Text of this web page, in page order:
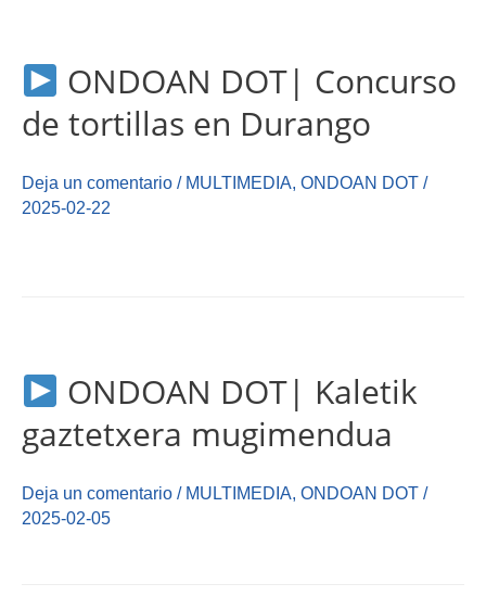
ONDOAN DOT| Concurso
de tortillas en Durango
Deja un comentario / MULTIMEDIA, ONDOAN DOT /
2025-02-22
ONDOAN DOT| Kaletik
gaztetxera mugimendua
Deja un comentario / MULTIMEDIA, ONDOAN DOT /
2025-02-05